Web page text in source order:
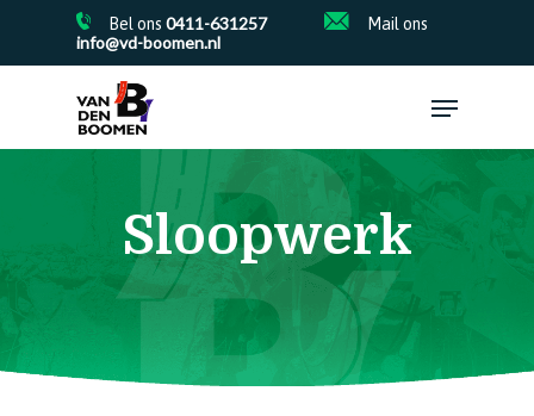
Bel ons 0411-631257 Mail ons
info@vd-boomen.nl
Menu
Sloopwerk
Close